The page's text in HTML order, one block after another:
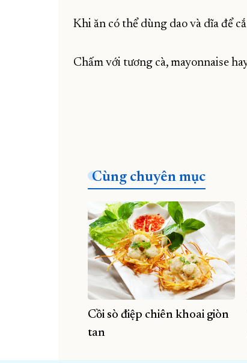
Khi ăn có thể dùng dao và dĩa để
Chấm với tương cà, mayonnaise
Cùng chuyên mục
Cồi sò điệp chiên khoai giòn
tan